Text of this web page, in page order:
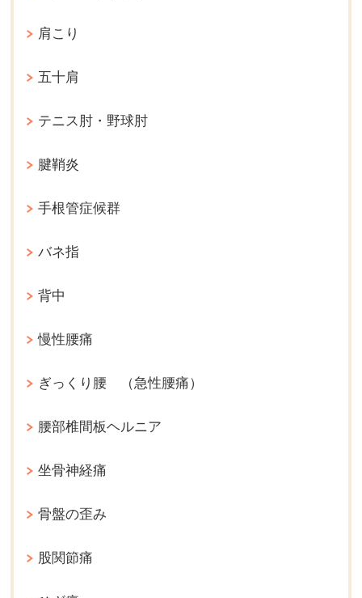
肩こり
五十肩
テニス肘・野球肘
腱鞘炎
手根管症候群
バネ指
背中
慢性腰痛
ぎっくり腰 （急性腰痛）
腰部椎間板ヘルニア
坐骨神経痛
骨盤の歪み
股関節痛